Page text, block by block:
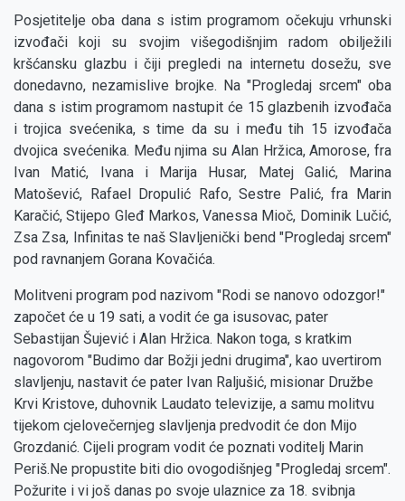
Posjetitelje oba dana s istim programom očekuju vrhunski
izvođači koji su svojim višegodišnjim radom obilježili
kršćansku glazbu i čiji pregledi na internetu dosežu, sve
donedavno, nezamislive brojke. Na "Progledaj srcem" oba
dana s istim programom nastupit će 15 glazbenih izvođača
i trojica svećenika, s time da su i među tih 15 izvođača
dvojica svećenika. Među njima su Alan Hržica, Amorose, fra
Ivan Matić, Ivana i Marija Husar, Matej Galić, Marina
Matošević, Rafael Dropulić Rafo, Sestre Palić, fra Marin
Karačić, Stijepo Gleđ Markos, Vanessa Mioč, Dominik Lučić,
Zsa Zsa, Infinitas te naš Slavljenički bend "Progledaj srcem"
pod ravnanjem Gorana Kovačića.
Molitveni program pod nazivom "Rodi se nanovo odozgor!"
započet će u 19 sati, a vodit će ga isusovac, pater
Sebastijan Šujević i Alan Hržica. Nakon toga, s kratkim
nagovorom "Budimo dar Božji jedni drugima", kao uvertirom
slavljenju, nastavit će pater Ivan Raljušić, misionar Družbe
Krvi Kristove, duhovnik Laudato televizije, a samu molitvu
tijekom cjelovečernjeg slavljenja predvodit će don Mijo
Grozdanić. Cijeli program vodit će poznati voditelj Marin
Periš.Ne propustite biti dio ovogodišnjeg "Progledaj srcem".
Požurite i vi još danas po svoje ulaznice za 18. svibnja